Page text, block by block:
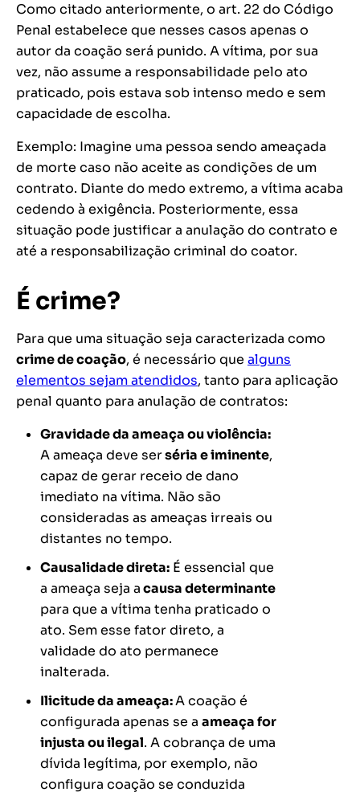
Como citado anteriormente, o art. 22 do Código
Penal estabelece que nesses casos apenas o
autor da coação será punido. A vítima, por sua
vez, não assume a responsabilidade pelo ato
praticado, pois estava sob intenso medo e sem
capacidade de escolha.
Exemplo: Imagine uma pessoa sendo ameaçada
de morte caso não aceite as condições de um
contrato. Diante do medo extremo, a vítima acaba
cedendo à exigência. Posteriormente, essa
situação pode justificar a anulação do contrato e
até a responsabilização criminal do coator.
É crime?
Para que uma situação seja caracterizada como
crime de coação, é necessário que alguns
elementos sejam atendidos, tanto para aplicação
penal quanto para anulação de contratos:
Gravidade da ameaça ou violência:
A ameaça deve serséria e iminente,
capaz de gerar receio de dano
imediato na vítima. Não são
consideradas as ameaças irreais ou
distantes no tempo​.
Causalidade direta: É essencial que
a ameaça seja acausa determinante
para que a vítima tenha praticado o
ato. Sem esse fator direto, a
validade do ato permanece
inalterada​.
Ilicitude da ameaça:A coação é
configurada apenas se a ameaça for
injusta ou ilegal. A cobrança de uma
dívida legítima, por exemplo, não
configura coação se conduzida